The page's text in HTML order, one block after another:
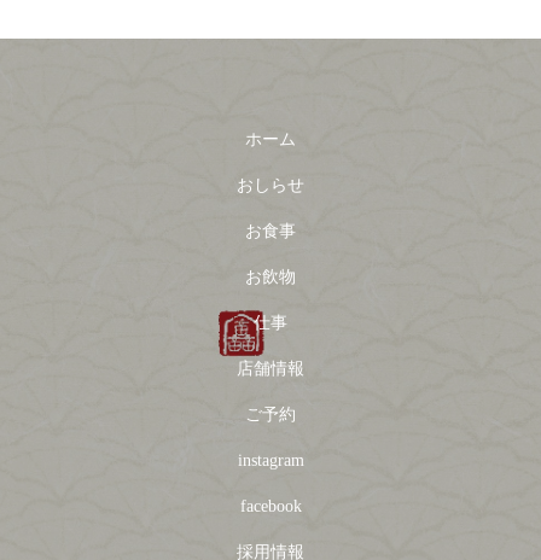
ホーム
おしらせ
お食事
お飲物
仕事
店舗情報
ご予約
instagram
facebook
採用情報